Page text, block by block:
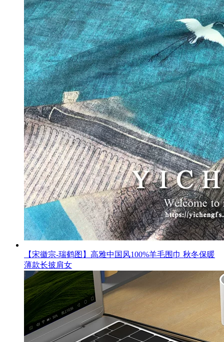
【宋徽宗-瑞鹤图】高雅中国风100%羊毛围巾 秋冬保暖
薄款长披肩女